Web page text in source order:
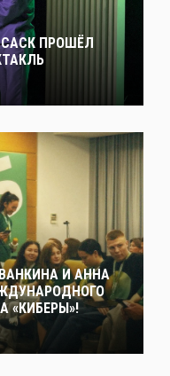
ПРОШЁЛ
И АННА
«КИБЕРЫ»!